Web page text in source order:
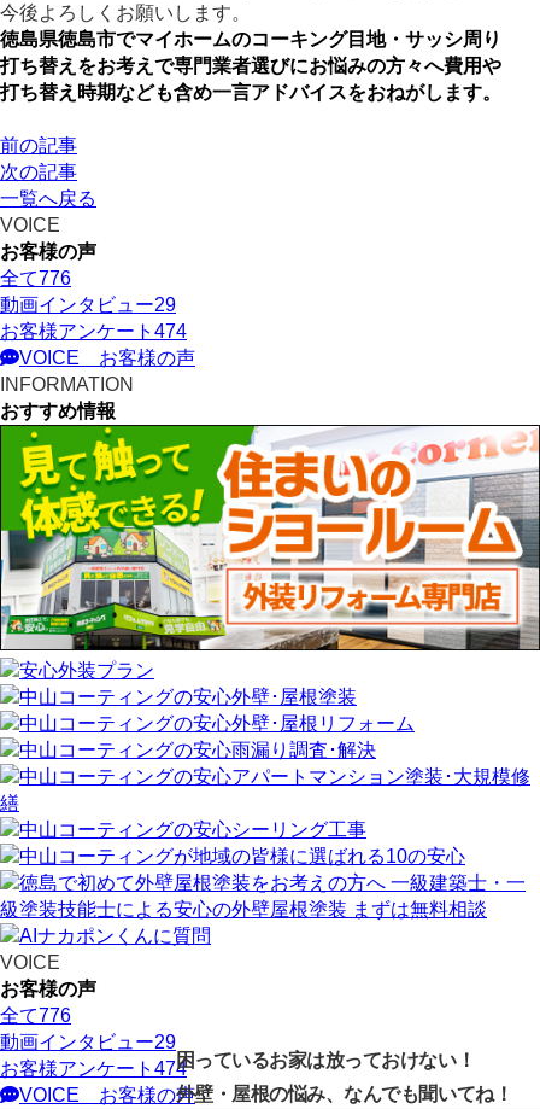
今後よろしくお願いします。
徳島県徳島市でマイホームのコーキング目地・サッシ周り
打ち替えをお考えで専門業者選びにお悩みの方々へ費用や
打ち替え時期なども含め一言アドバイスをおねがします。
前の記事
次の記事
一覧へ戻る
VOICE
お客様の声
全て776
動画インタビュー29
お客様アンケート 474
VOICE
お客様の声
INFORMATION
おすすめ情報
VOICE
お客様の声
全て776
動画インタビュー29
お客様アンケート 474
VOICE
お客様の声
困っているお家は放っておけない！
外壁・屋根の悩み、なんでも聞いてね！